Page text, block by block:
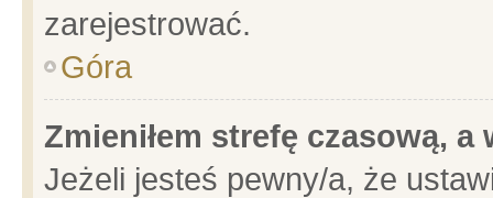
zarejestrować.
Góra
Zmieniłem strefę czasową,
Jeżeli jesteś pewny/a, że